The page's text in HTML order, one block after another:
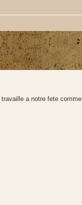
a notre fete